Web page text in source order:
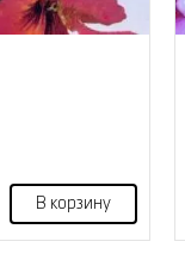
В корзину